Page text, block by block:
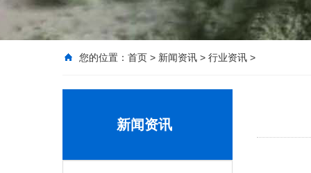
您的位置： 首页 > 新闻资讯 > 行业资讯 >
新闻资讯